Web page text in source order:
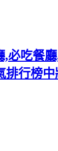
吃餐
行榜